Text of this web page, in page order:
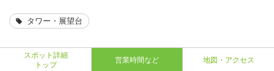
タワー・展望台
スポット詳細
トップ
営業時間など 地図・アクセス